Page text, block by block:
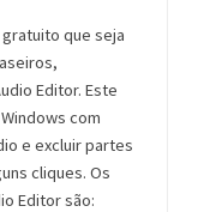
que seja
Editor. Este
com
e excluir partes
cliques. Os
Editor são: